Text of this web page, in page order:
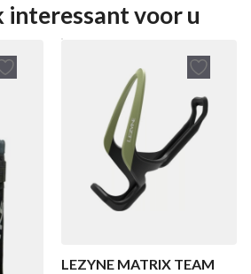
interessant voor u
LEZYNE MATRIX TEAM